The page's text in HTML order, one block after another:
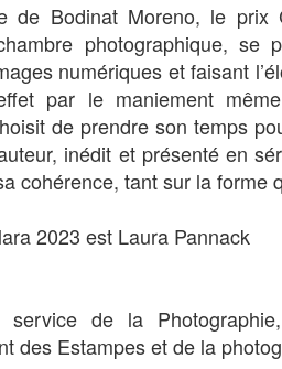
de Bodinat Moreno, le prix
photographique, se
numériques et faisant
par le maniement
de prendre son temps
inédit et présenté en
cohérence, tant sur la forme
2023 est Laura Pannack
de la
des Estampes et de la
toute puissante, sorte
et il lui faudrait bientôt
modernité est là,
résiste au conformisme,
film sensible, plein de
furtives d'un ange